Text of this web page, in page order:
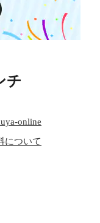
チ
online
について